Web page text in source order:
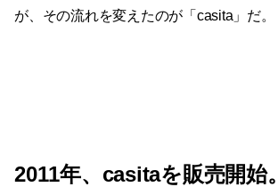
が、その流れを変えたのが「casita」だ。
2011年、casitaを販売開始。